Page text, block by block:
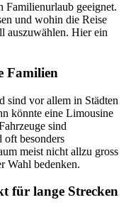
Familienurlaub geeignet.
und wohin die Reise
auszuwählen. Hier ein
Familien
sind vor allem in Städten
könnte eine Limousine
sind
oft besonders
meist nicht allzu gross
Wahl bedenken.
für lange Strecken